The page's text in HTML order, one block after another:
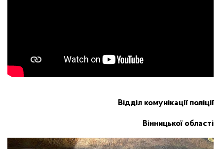
Відділ комунікації поліції
Вінницької області